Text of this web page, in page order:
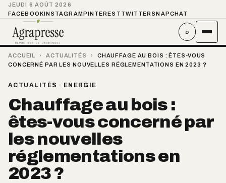
JEUDI 6 AOÛT 2026
FACEBOOKINSTAGRAMPINTEREST TWITTER SNAPCHAT
⌕
ACCUEIL › ACTUALITÉS ›
CHAUFFAGE AU BOIS : ÊTES-VOUS
CONCERNÉ PAR LES NOUVELLES RÉGLEMENTATIONS EN 2023 ?
ACTUALITÉS · ENERGIE
Chauffage au bois :
êtes-vous concerné par
les nouvelles
réglementations en
2023 ?